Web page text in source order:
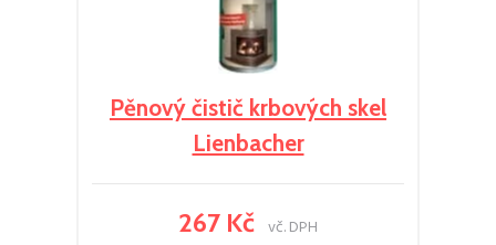
Pěnový čistič krbových skel
Lienbacher
267 Kč vč. DPH